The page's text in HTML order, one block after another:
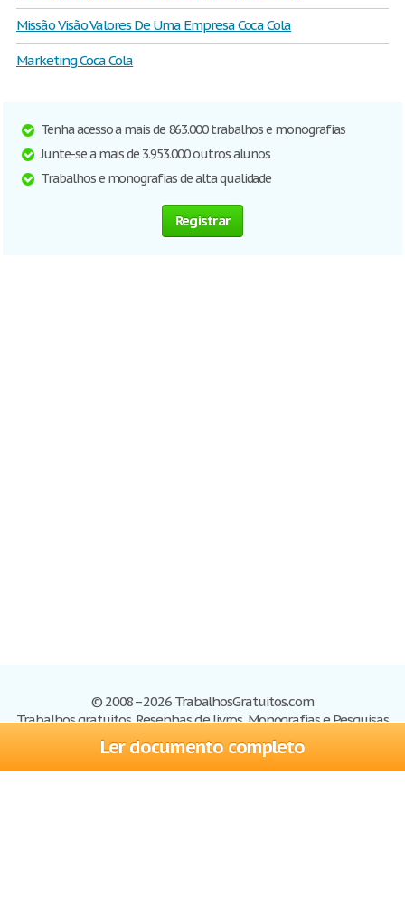
Ler documento completo
Missão Visão Valores De Uma Empresa Coca Cola
Marketing Coca Cola
Tenha acesso a mais de 863.000 trabalhos e monografias
Junte-se a mais de 3.953.000 outros alunos
Trabalhos e monografias de alta qualidade
Registrar
© 2008–2026 TrabalhosGratuitos.com
Trabalhos gratuitos, Resenhas de livros, Monografias e Pesquisas